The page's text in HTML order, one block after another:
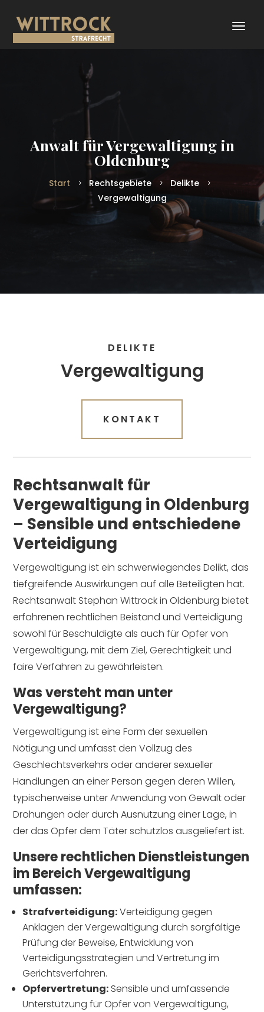
Anwalt für Vergewaltigung in
Oldenburg
Start Rechtsgebiete
Delikte
Vergewaltigung
DELIKTE
Vergewaltigung
KONTAKT
Rechtsanwalt für
Vergewaltigung in Oldenburg
– Sensible und entschiedene
Verteidigung
Vergewaltigung ist ein schwerwiegendes Delikt, das
tiefgreifende Auswirkungen auf alle Beteiligten hat.
Rechtsanwalt Stephan Wittrock in Oldenburg bietet
erfahrenen rechtlichen Beistand und Verteidigung
sowohl für Beschuldigte als auch für Opfer von
Vergewaltigung, mit dem Ziel, Gerechtigkeit und
faire Verfahren zu gewährleisten.
Was versteht man unter
Vergewaltigung?
Vergewaltigung ist eine Form der sexuellen
Nötigung und umfasst den Vollzug des
Geschlechtsverkehrs oder anderer sexueller
Handlungen an einer Person gegen deren Willen,
typischerweise unter Anwendung von Gewalt oder
Drohungen oder durch Ausnutzung einer Lage, in
der das Opfer dem Täter schutzlos ausgeliefert ist.
Unsere rechtlichen Dienstleistungen
im Bereich Vergewaltigung
umfassen:
Strafverteidigung:Verteidigung gegen
Anklagen der Vergewaltigung durch sorgfältige
Prüfung der Beweise, Entwicklung von
Verteidigungsstrategien und Vertretung im
Gerichtsverfahren.
Opfervertretung: Sensible und umfassende
Unterstützung für Opfer von Vergewaltigung,